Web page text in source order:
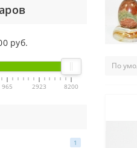
руб.
965 2923 8200
1